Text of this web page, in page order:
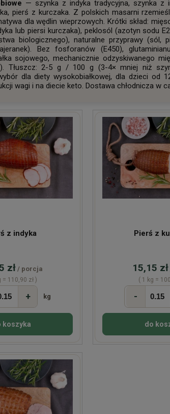
— szynka z indyka tradycyjna, szynka z
pierś z kurczaka. Z polskich masarni
dla wędlin wieprzowych. Krótki skład:
lub piersi kurczaka), peklosól (azotyn sodu
biologicznego), naturalne przyprawy (sól,
Bez fosforanów (E450),
sojowego, mechanicznie odzyskiwanego
Tłuszcz: 2-5 g / 100 g (3-4× mniej niż
dla diety wysokobiałkowej, dla dzieci od
wagi i na diecie keto. Dostawa chłodnicza w
z indyka
zł/ porcja
= 110,90 zł )
+ kg
koszyka
Pierś z
15,15 zł
( 1 kg =
-
do